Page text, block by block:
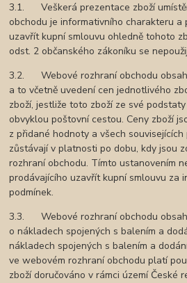
3.1. Veškerá prezentace zboží
obchodu je informativního charakteru a
uzavřít kupní smlouvu ohledně tohoto
odst. 2 občanského zákoníku se
3.2. Webové rozhraní obchodu
a to včetně uvedení cen jednotlivého
zboží, jestliže toto zboží ze své
obvyklou poštovní cestou. Ceny zboží
z přidané hodnoty a všech
zůstávají v platnosti po dobu, kdy jsou
rozhraní obchodu. Tímto ustanovením
prodávajícího uzavřít kupní smlouvu za
podmínek.
3.3. Webové rozhraní obchodu
o nákladech spojených s balením a
nákladech spojených s balením a
ve webovém rozhraní obchodu platí
zboží doručováno v rámci území České